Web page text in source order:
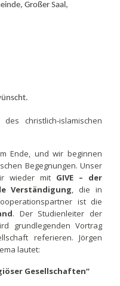
Großer Saal,
christlich-islamischen
Ende, und wir beginnen
Begegnungen. Unser
wieder mit GIVE – der
Verständigung, die in
ist die
. Der Studienleiter der
grundlegenden Vortrag
referieren. Jörgen
lautet:
Gesellschaften“